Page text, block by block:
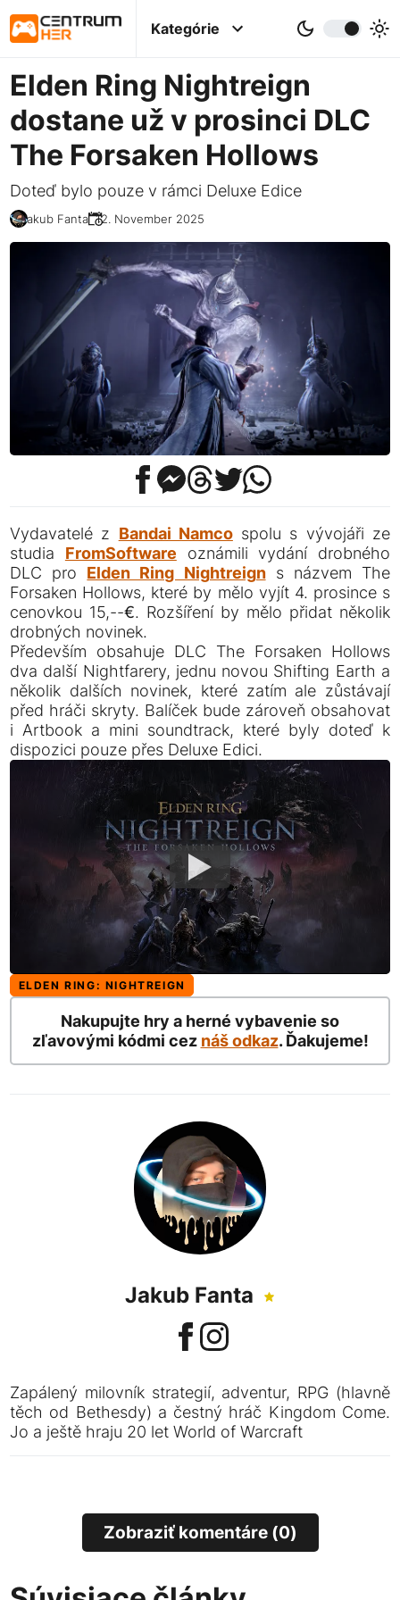
Kategórie
Elden Ring Nightreign
dostane už v prosinci DLC
The Forsaken Hollows
Doteď bylo pouze v rámci Deluxe Edice
Jakub Fanta 12. November 2025
Vydavatelé z Bandai Namcospolu s vývojáři ze
studia FromSoftware oznámili vydání drobného
DLC pro Elden Ring Nightreigns názvem The
Forsaken Hollows, které by mělo vyjít 4. prosince s
cenovkou 15,--€. Rozšíření by mělo přidat několik
drobných novinek.
Především obsahuje DLC The Forsaken Hollows
dva další Nightfarery, jednu novou Shifting Earth a
několik dalších novinek, které zatím ale zůstávají
před hráči skryty. Balíček bude zároveň obsahovat
i Artbook a mini soundtrack, které byly doteď k
dispozici pouze přes Deluxe Edici.
ELDEN RING: NIGHTREIGN
Nakupujte hry a herné vybavenie so
zľavovými kódmi cez náš odkaz. Ďakujeme!
Jakub Fanta
Zapálený milovník strategií, adventur, RPG (hlavně
těch od Bethesdy) a čestný hráč Kingdom Come.
Jo a ještě hraju 20 let World of Warcraft
Zobraziť komentáre (0)